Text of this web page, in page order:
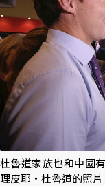
杜魯道家族也和中國
理皮耶・杜魯道的照